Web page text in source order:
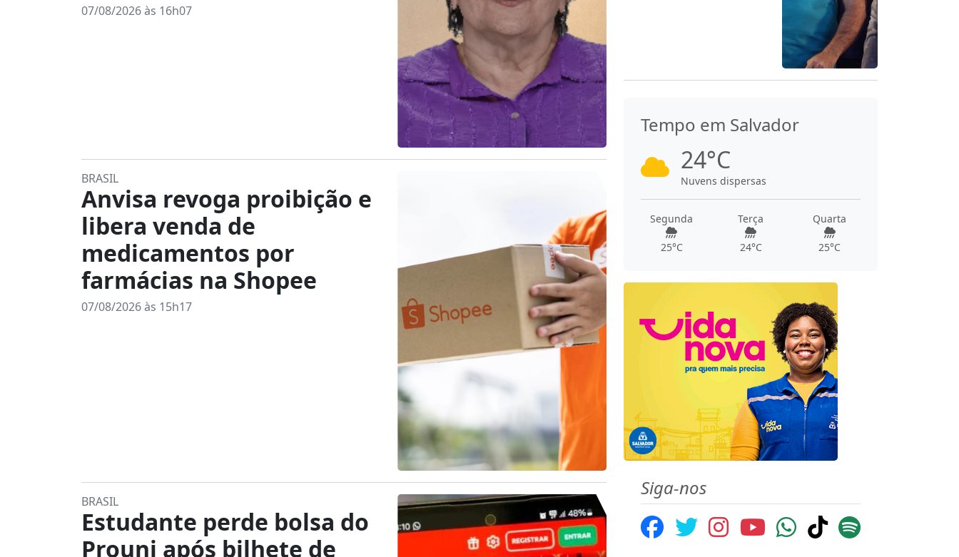
07/08/2026 às 16h07
BRASIL
Anvisa revoga proibição e
libera venda de
medicamentos por
farmácias na Shopee
07/08/2026 às 15h17
BRASIL
Estudante perde bolsa do
Prouni após bilhete de
Tempo em Salvador
24°C
Nuvens dispersas
Segunda
25°C
Terça
24°C
Quarta
25°C
Siga-nos